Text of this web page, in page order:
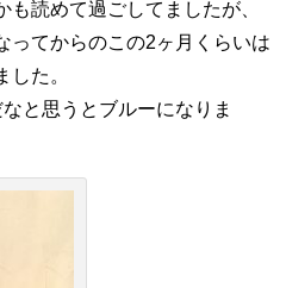
読めて過ごしてましたが、
ってからのこの2ヶ月くらいは
した。
と思うとブルーになりま